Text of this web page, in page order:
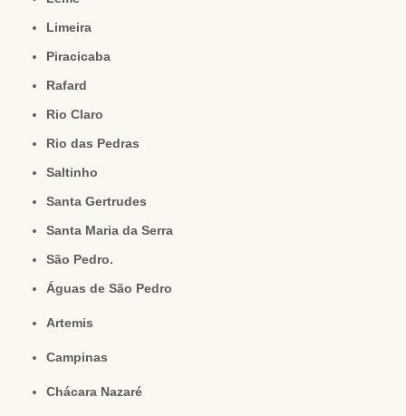
Limeira
Piracicaba
Rafard
Rio Claro
Rio das Pedras
Saltinho
Santa Gertrudes
Santa Maria da Serra
São Pedro.
Águas de São Pedro
Artemis
Campinas
Chácara Nazaré